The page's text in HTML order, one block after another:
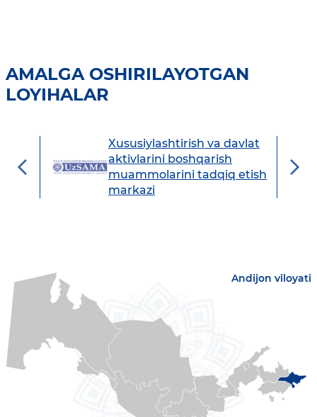
AMALGA OSHIRILAYOTGAN
LOYIHALAR
Xususiylashtirish va davlat
aktivlarini boshqarish
muammolarini tadqiq etish
markazi
Andijon viloyati